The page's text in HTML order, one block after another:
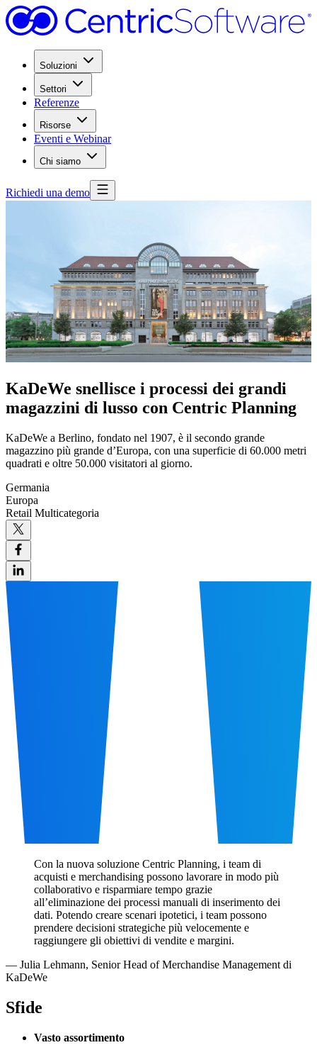
Soluzioni
Settori
Referenze
Risorse
Eventi e Webinar
Chi siamo
Richiedi una demo
KaDeWe snellisce i processi dei grandi
magazzini di lusso con Centric Planning
KaDeWe a Berlino, fondato nel 1907, è il secondo grande
magazzino più grande d’Europa, con una superficie di 60.000 metri
quadrati e oltre 50.000 visitatori al giorno.
Germania
Europa
Retail Multicategoria
Con la nuova soluzione Centric Planning, i team di
acquisti e merchandising possono lavorare in modo più
collaborativo e risparmiare tempo grazie
all’eliminazione dei processi manuali di inserimento dei
dati. Potendo creare scenari ipotetici, i team possono
prendere decisioni strategiche più velocemente e
raggiungere gli obiettivi di vendite e margini.
— Julia Lehmann, Senior Head of Merchandise Management di
KaDeWe
Sfide
Vasto assortimento